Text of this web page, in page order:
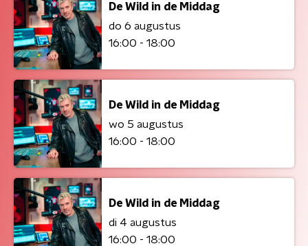
De Wild in de Middag
do 6 augustus
16:00 - 18:00
De Wild in de Middag
wo 5 augustus
16:00 - 18:00
De Wild in de Middag
di 4 augustus
16:00 - 18:00